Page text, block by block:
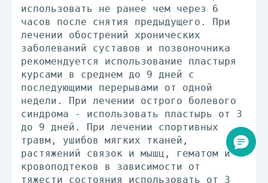
использовать не ранее чем через 6
часов после снятия предыдущего. При
лечении обострений хронических
заболеваний суставов и позвоночника
рекомендуется использование пластыря
курсами в среднем до 9 дней с
последующими перерывами от одной
недели. При лечении острого болевого
синдрома - использовать пластырь от 3
до 9 дней. При лечении спортивных
травм, ушибов мягких тканей,
растяжений связок и мышц, гематом и
кровоподтеков в зависимости от
тяжести состояния использовать от 3